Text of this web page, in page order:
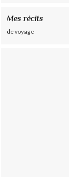
Mes récits
de voyage